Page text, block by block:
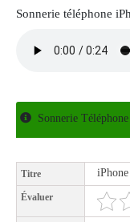
Sonnerie téléphone
Sonnerie
Titre
Évaluer